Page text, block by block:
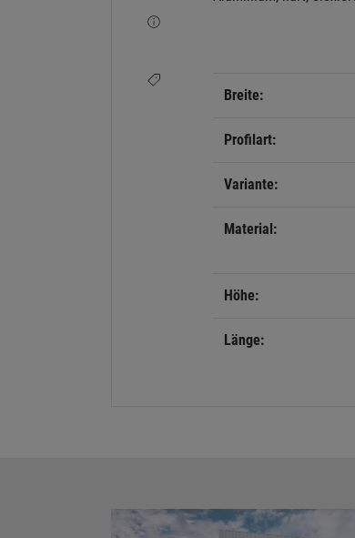
Breite:
Profilart:
Variante:
Material:
Höhe:
Länge: